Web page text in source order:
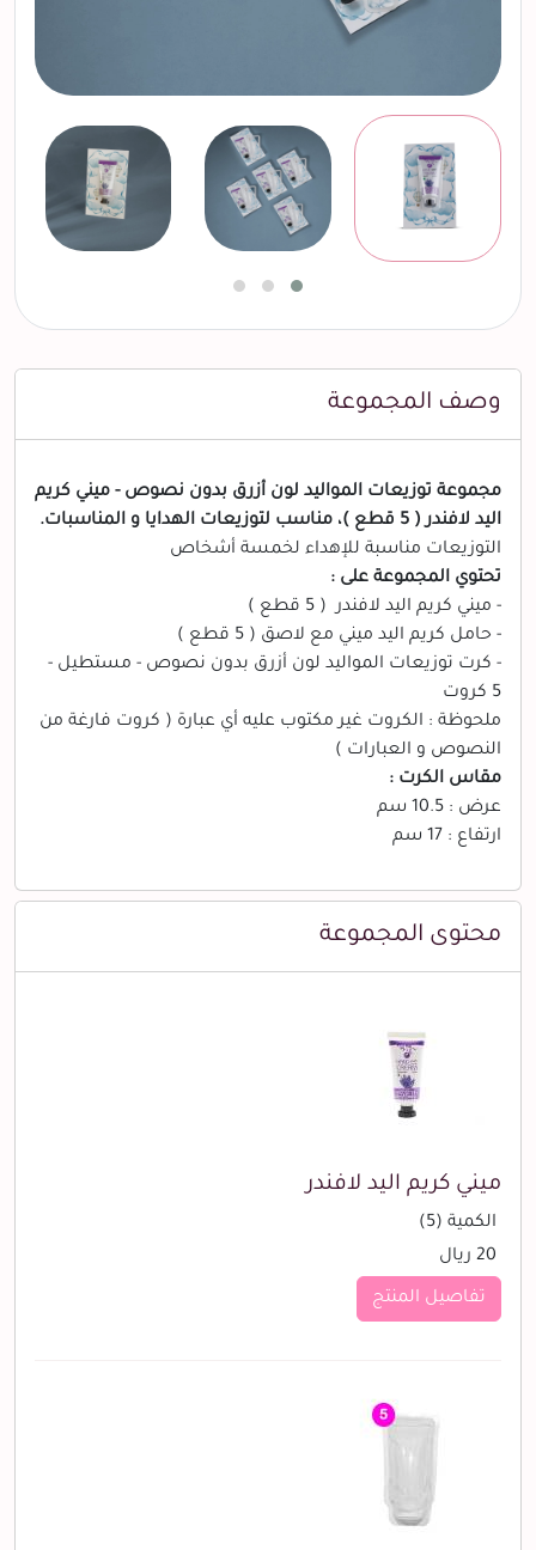
وصف المجموعة
مجموعة توزيعات المواليد لون أزرق بدون نصوص - ميني كريم
اليد لافندر ( 5 قطع )، مناسب لتوزيعات الهدايا و المناسبات.
التوزيعات مناسبة للإهداء لخمسة أشخاص
تحتوي المجموعة على :
- ميني كريم اليد لافندر ( 5 قطع )
- حامل كريم اليد ميني مع لاصق ( 5 قطع )
- كرت توزيعات المواليد لون أزرق بدون نصوص - مستطيل -
5 كروت
ملحوظة : الكروت غير مكتوب عليه أي عبارة ( كروت فارغة من
النصوص و العبارات )
مقاس الكرت :
عرض : 10.5 سم
ارتفاع : 17 سم
محتوى المجموعة
ميني كريم اليد لافندر
الكمية (5)
20 ريال
تفاصيل المنتج